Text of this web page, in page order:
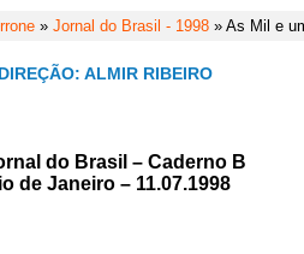
» Jornal do Brasil - 1998 » As Mil e
ALMIR RIBEIRO
do Brasil – Caderno B
de Janeiro – 11.07.1998